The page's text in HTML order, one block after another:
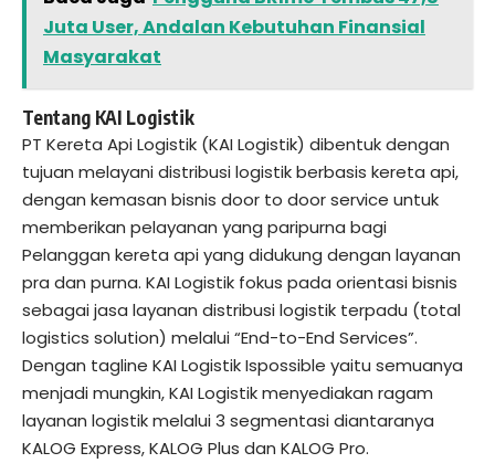
Juta User, Andalan Kebutuhan Finansial
Masyarakat
Tentang KAI Logistik
PT Kereta Api Logistik (KAI Logistik) dibentuk dengan
tujuan melayani distribusi logistik berbasis kereta api,
dengan kemasan bisnis door to door service untuk
memberikan pelayanan yang paripurna bagi
Pelanggan kereta api yang didukung dengan layanan
pra dan purna. KAI Logistik fokus pada orientasi bisnis
sebagai jasa layanan distribusi logistik terpadu (total
logistics solution) melalui “End-to-End Services”.
Dengan tagline KAI Logistik Ispossible yaitu semuanya
menjadi mungkin, KAI Logistik menyediakan ragam
layanan logistik melalui 3 segmentasi diantaranya
KALOG Express, KALOG Plus dan KALOG Pro.